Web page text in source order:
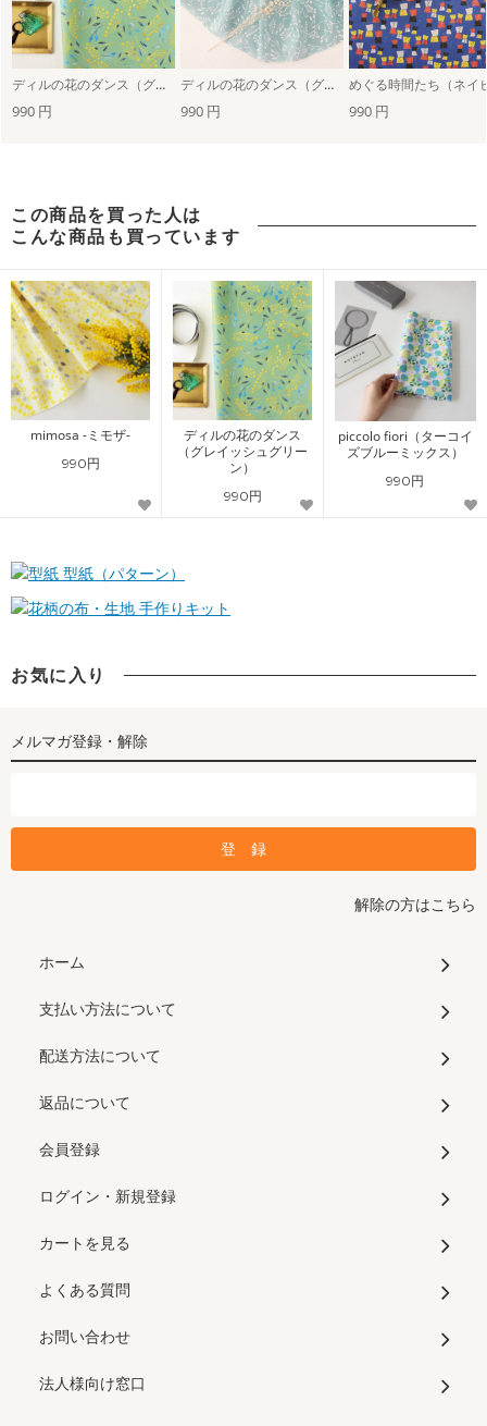
ディルの花のダンス（グレイッシュグリーン） ディルの花のダンス（グレイッシュブルー）
990 円 990 円 990 円
この商品を買った人は
こんな商品も買っています
mimosa -ミモザ-
990円
ディルの花のダンス
（グレイッシュグリー
ン）
990円
piccolo fiori（ターコイ
ズブルーミックス）
990円
型紙（パターン）
手作りキット
お気に入り
メルマガ登録・解除
解除の方はこちら
ホーム
支払い方法について
配送方法について
返品について
会員登録
ログイン・新規登録
カートを見る
よくある質問
お問い合わせ
法人様向け窓口